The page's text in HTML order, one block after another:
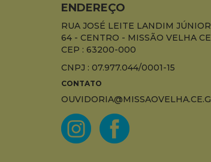
ENDEREÇO
RUA JOSÉ LEITE LANDIM
64 - CENTRO - MISSÃO VELHA CE
CEP : 63200-000
CNPJ : 07.977.044/0001-15
CONTATO